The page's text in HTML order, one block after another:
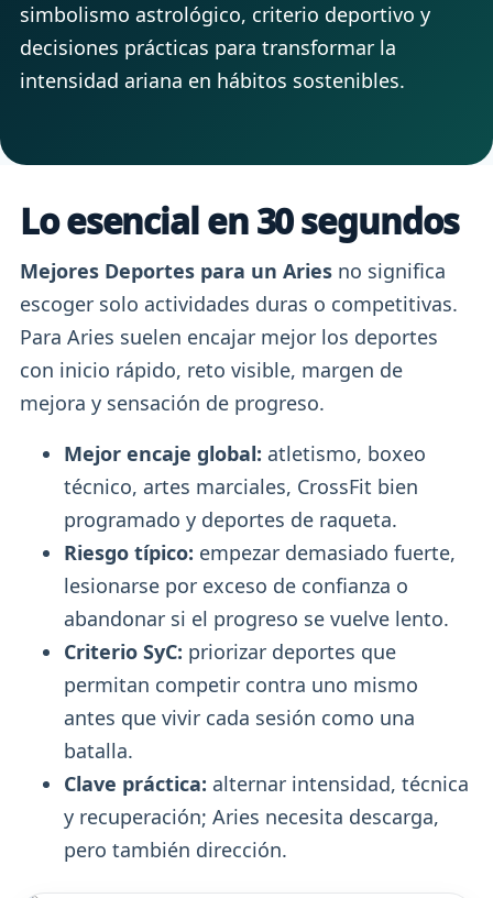
simbolismo astrológico, criterio deportivo y
decisiones prácticas para transformar la
intensidad ariana en hábitos sostenibles.
Lo esencial en 30 segundos
Mejores Deportes para un Aries no significa
escoger solo actividades duras o competitivas.
Para Aries suelen encajar mejor los deportes
con inicio rápido, reto visible, margen de
mejora y sensación de progreso.
Mejor encaje global: atletismo, boxeo
técnico, artes marciales, CrossFit bien
programado y deportes de raqueta.
Riesgo típico: empezar demasiado fuerte,
lesionarse por exceso de confianza o
abandonar si el progreso se vuelve lento.
Criterio SyC: priorizar deportes que
permitan competir contra uno mismo
antes que vivir cada sesión como una
batalla.
Clave práctica: alternar intensidad, técnica
y recuperación; Aries necesita descarga,
pero también dirección.